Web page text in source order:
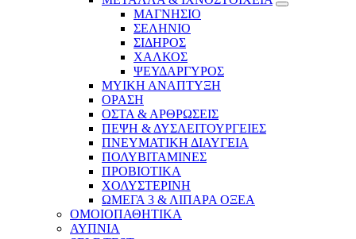
ΜΑΓΝΗΣΙΟ
ΣΕΛΗΝΙΟ
ΣΙΔΗΡΟΣ
ΧΑΛΚΟΣ
ΨΕΥΔΑΡΓΥΡΟΣ
ΜΥΙΚΗ ΑΝΑΠΤΥΞΗ
ΟΡΑΣΗ
ΟΣΤΑ & ΑΡΘΡΩΣΕΙΣ
ΠΕΨΗ & ΔΥΣΛΕΙΤΟΥΡΓΕΙΕΣ
ΠΝΕΥΜΑΤΙΚΗ ΔΙΑΥΓΕΙΑ
ΠΟΛΥΒΙΤΑΜΙΝΕΣ
ΠΡΟΒΙΟΤΙΚΑ
ΧΟΛΥΣΤΕΡΙΝΗ
ΩΜΕΓΑ 3 & ΛΙΠΑΡΑ ΟΞΕΑ
ΟΜΟΙΟΠΑΘΗΤΙΚΑ
ΑΥΠΝΙΑ